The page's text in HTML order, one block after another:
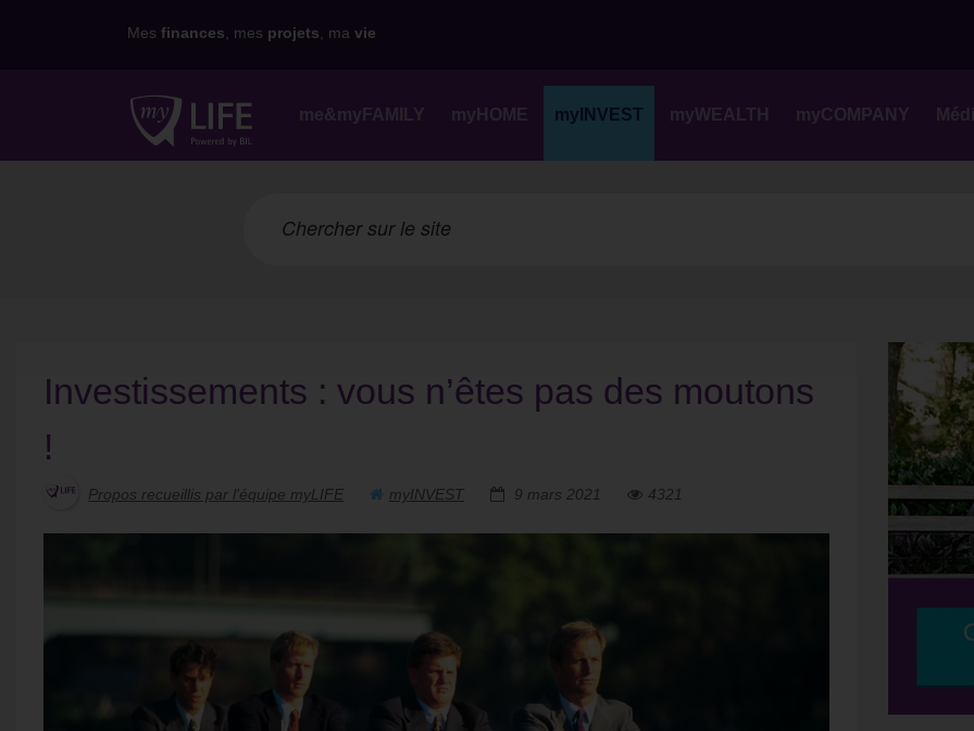
Mes finances , mes projets , ma vie
me&myFAMILY myHOME myINVEST myWEALTH myCOMPANY
Investissements : vous n’êtes pas des moutons
!
Propos recueillis par l'équipe myLIFE myINVEST 9 mars 2021 4321